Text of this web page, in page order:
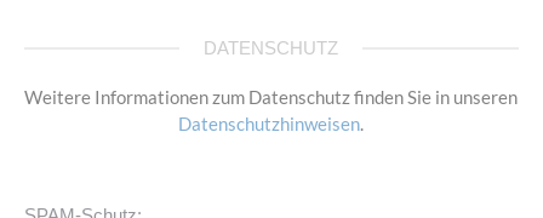
DATENSCHUTZ
Weitere Informationen zum Datenschutz finden Sie in unseren
Datenschutzhinweisen.